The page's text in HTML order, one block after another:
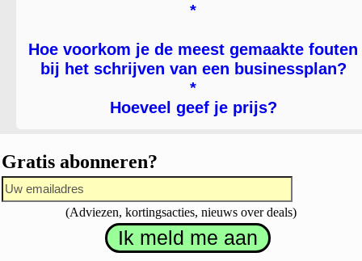
*
Hoe voorkom je de meest gemaakte fouten
bij het schrijven van een businessplan?
*
Hoeveel geef je prijs?
Gratis abonneren?
(Adviezen, kortingsacties, nieuws over deals)